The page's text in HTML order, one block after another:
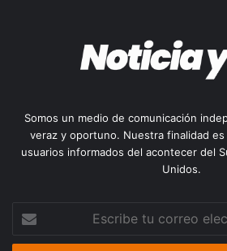
Somos un medio de comunicación
veraz y oportuno. Nuestra finalidad
usuarios informados del acontecer del
Unidos.
correo